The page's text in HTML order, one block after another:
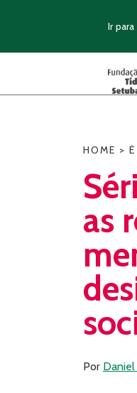
Ir
HOME >
as
Por Daniel